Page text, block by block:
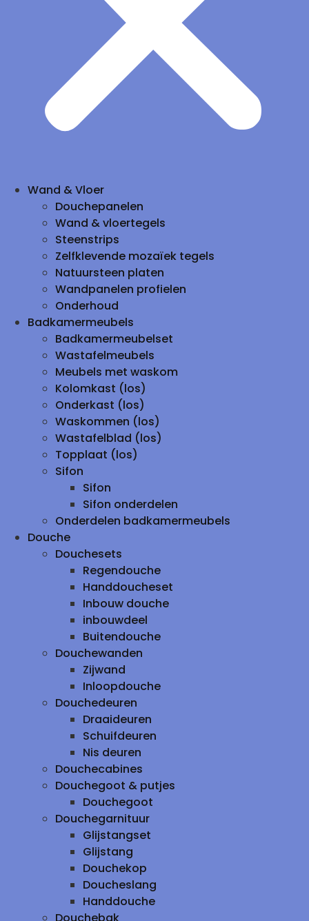
Wand & Vloer
Douchepanelen
Wand & vloertegels
Steenstrips
Zelfklevende mozaïek tegels
Natuursteen platen
Wandpanelen profielen
Onderhoud
Badkamermeubels
Badkamermeubelset
Wastafelmeubels
Meubels met waskom
Kolomkast (los)
Onderkast (los)
Waskommen (los)
Wastafelblad (los)
Topplaat (los)
Sifon
Sifon
Sifon onderdelen
Onderdelen badkamermeubels
Douche
Douchesets
Regendouche
Handdoucheset
Inbouw douche
inbouwdeel
Buitendouche
Douchewanden
Zijwand
Inloopdouche
Douchedeuren
Draaideuren
Schuifdeuren
Nis deuren
Douchecabines
Douchegoot & putjes
Douchegoot
Douchegarnituur
Glijstangset
Glijstang
Douchekop
Doucheslang
Handdouche
Douchebak